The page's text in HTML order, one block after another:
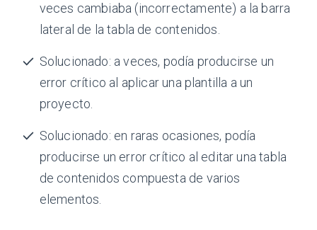
veces cambiaba (incorrectamente) a la barra
lateral de la tabla de contenidos.
Solucionado: a veces, podía producirse un
error crítico al aplicar una plantilla a un
proyecto.
Solucionado: en raras ocasiones, podía
producirse un error crítico al editar una tabla
de contenidos compuesta de varios
elementos.